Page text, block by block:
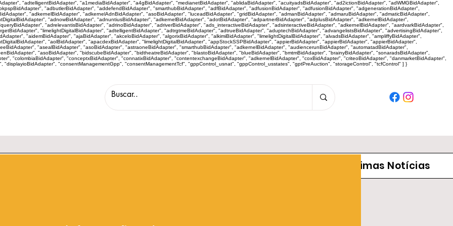
"adtelligentBidAdapter", "a1mediaBidAdapter", "a4gBidAdapter", "medianetBidAdapter", "ablidaBidAdapter", "acuityadsBidAdapter", "ad2ictionBidAdapter", "adWMGBidAdapter",
"adbutlerBidAdapter", "addefendBidAdapter", "smarthubBidAdapter", "adfBidAdapter", "adfusionBidAdapter", "adfusionBidAdapter", "adgenerationBidAdapter",
"adkernelBidAdapter", "adkernelAdnBidAdapter", "asoBidAdapter", "luceadBidAdapter", "gridBidAdapter", "admanBidAdapter", "admaruBidAdapter", "admaticBidAdapter",
"adnowBidAdapter", "adnuntiusBidAdapter", "adkernelBidAdapter", "adotBidAdapter", "adpartnerBidAdapter", "adplusBidAdapter", "adkernelBidAdapter",
"adrelevantisBidAdapter", "adrinoBidAdapter", "adriverBidAdapter", "ads_interactiveBidAdapter", "adsinteractiveBidAdapter", "adkernelBidAdapter", "aardvarkBidAdapter",
"limelightDigitalBidAdapter", "adtelligentBidAdapter", "adtrgtmeBidAdapter", "adtrueBidAdapter", "aduptechBidAdapter", "advangelistsBidAdapter", "advertisingBidAdapter",
"aidemBidAdapter", "ajaBidAdapter", "akceloBidAdapter", "algorixBidAdapter", "alkimiBidAdapter", "limelightDigitalBidAdapter", "alvadsBidAdapter", "ampliffyBidAdapter",
"aolBidAdapter", "apacdexBidAdapter", "limelightDigitalBidAdapter", "appStockSSPBidAdapter", "appierBidAdapter", "appierBidAdapter", "appierBidAdapter",
"asealBidAdapter", "asoBidAdapter", "astraoneBidAdapter", "smarthubBidAdapter", "adkernelBidAdapter", "audiencerunBidAdapter", "automatadBidAdapter",
"asoBidAdapter", "bidscubeBidAdapter", "bidtheatreBidAdapter", "blastoBidAdapter", "blueBidAdapter", "bmtmBidAdapter", "brainyBidAdapter", "sonaradsBidAdapter",
"colombiaBidAdapter", "conceptxBidAdapter", "connatixBidAdapter", "contentexchangeBidAdapter", "adkernelBidAdapter", "coxBidAdapter", "criteoBidAdapter", "danmarketBidAdapter",
"consentManagementGpp", "consentManagementTcf", "gppControl_usnat", "gppControl_usstates", "gptPreAuction", "storageControl", "tcfControl" ] }
Últimas Notícias